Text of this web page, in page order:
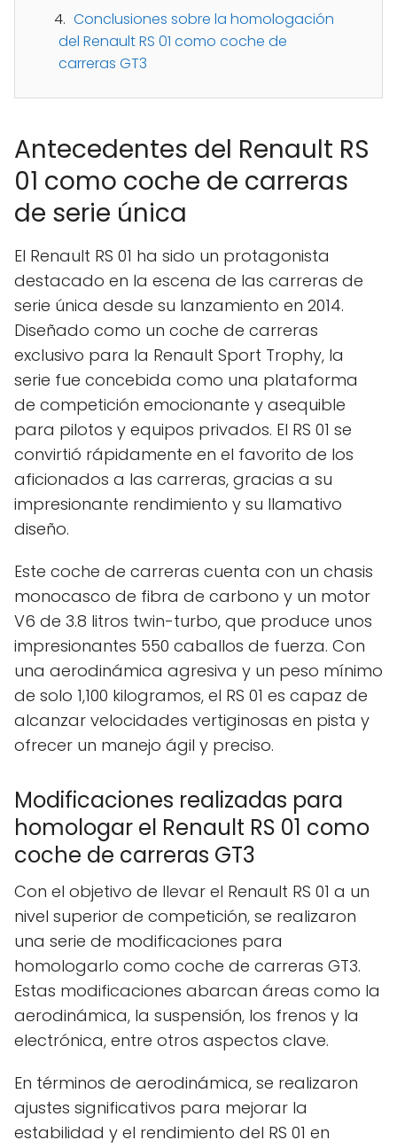
Conclusiones sobre la homologación
del Renault RS 01 como coche de
carreras GT3
Antecedentes del Renault RS
01 como coche de carreras
de serie única
El Renault RS 01 ha sido un protagonista
destacado en la escena de las carreras de
serie única desde su lanzamiento en 2014.
Diseñado como un coche de carreras
exclusivo para la Renault Sport Trophy, la
serie fue concebida como una plataforma
de competición emocionante y asequible
para pilotos y equipos privados. El RS 01 se
convirtió rápidamente en el favorito de los
aficionados a las carreras, gracias a su
impresionante rendimiento y su llamativo
diseño.
Este coche de carreras cuenta con un chasis
monocasco de fibra de carbono y un motor
V6 de 3.8 litros twin-turbo, que produce unos
impresionantes 550 caballos de fuerza. Con
una aerodinámica agresiva y un peso mínimo
de solo 1,100 kilogramos, el RS 01 es capaz de
alcanzar velocidades vertiginosas en pista y
ofrecer un manejo ágil y preciso.
Modificaciones realizadas para
homologar el Renault RS 01 como
coche de carreras GT3
Con el objetivo de llevar el Renault RS 01 a un
nivel superior de competición, se realizaron
una serie de modificaciones para
homologarlo como coche de carreras GT3.
Estas modificaciones abarcan áreas como la
aerodinámica, la suspensión, los frenos y la
electrónica, entre otros aspectos clave.
En términos de aerodinámica, se realizaron
ajustes significativos para mejorar la
estabilidad y el rendimiento del RS 01 en